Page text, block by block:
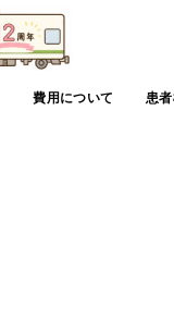
費用について 患